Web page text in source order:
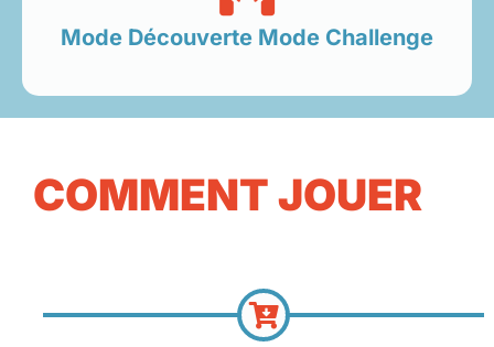
Mode Découverte Mode Challenge
COMMENT JOUER